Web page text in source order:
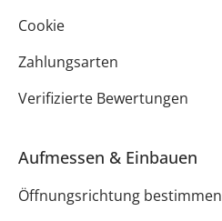
Cookie
Zahlungsarten
Verifizierte Bewertungen
Aufmessen & Einbauen
Öffnungsrichtung bestimmen